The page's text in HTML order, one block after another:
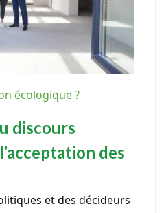
écologique ?
discours
des
et des décideurs